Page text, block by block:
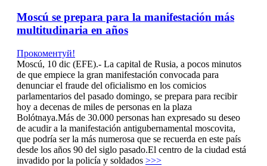
Moscú se prepara para la manifestación más
multitudinaria en años
Прокоментуй!
Moscú, 10 dic (EFE).- La capital de Rusia, a pocos minutos
de que empiece la gran manifestación convocada para
denunciar el fraude del oficialismo en los comicios
parlamentarios del pasado domingo, se prepara para recibir
hoy a decenas de miles de personas en la plaza
Bolótnaya.Más de 30.000 personas han expresado su deseo
de acudir a la manifestación antigubernamental moscovita,
que podría ser la más numerosa que se recuerda en este país
desde los años 90 del siglo pasado.El centro de la ciudad está
invadido por la policía y soldados >>>